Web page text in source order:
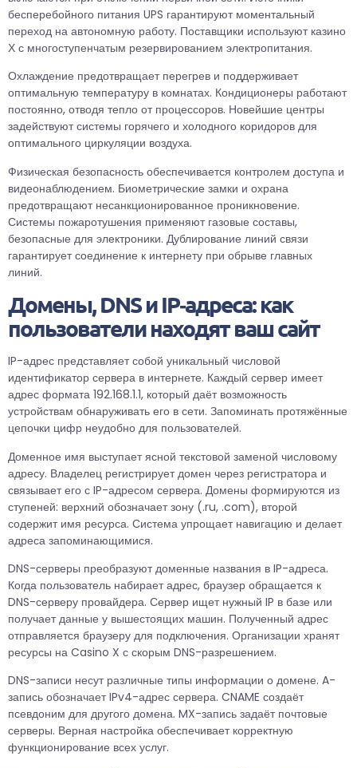
бесперебойного питания UPS гарантируют моментальный
переход на автономную работу. Поставщики используют казино
Х с многоступенчатым резервированием электропитания.
Охлаждение предотвращает перегрев и поддерживает
оптимальную температуру в комнатах. Кондиционеры работают
постоянно, отводя тепло от процессоров. Новейшие центры
задействуют системы горячего и холодного коридоров для
оптимального циркуляции воздуха.
Физическая безопасность обеспечивается контролем доступа и
видеонаблюдением. Биометрические замки и охрана
предотвращают несанкционированное проникновение.
Системы пожаротушения применяют газовые составы,
безопасные для электроники. Дублирование линий связи
гарантирует соединение к интернету при обрыве главных
линий.
Домены, DNS и IP‑адреса: как
пользователи находят ваш сайт
IP-адрес представляет собой уникальный числовой
идентификатор сервера в интернете. Каждый сервер имеет
адрес формата 192.168.1.1, который даёт возможность
устройствам обнаруживать его в сети. Запоминать протяжённые
цепочки цифр неудобно для пользователей.
Доменное имя выступает ясной текстовой заменой числовому
адресу. Владелец регистрирует домен через регистратора и
связывает его с IP-адресом сервера. Домены формируются из
ступеней: верхний обозначает зону (.ru, .com), второй
содержит имя ресурса. Система упрощает навигацию и делает
адреса запоминающимися.
DNS-серверы преобразуют доменные названия в IP-адреса.
Когда пользователь набирает адрес, браузер обращается к
DNS-серверу провайдера. Сервер ищет нужный IP в базе или
получает данные у вышестоящих машин. Полученный адрес
отправляется браузеру для подключения. Организации хранят
ресурсы на Casino X с скорым DNS-разрешением.
DNS-записи несут различные типы информации о домене. A-
запись обозначает IPv4-адрес сервера. CNAME создаёт
псевдоним для другого домена. MX-запись задаёт почтовые
серверы. Верная настройка обеспечивает корректную
функционирование всех услуг.